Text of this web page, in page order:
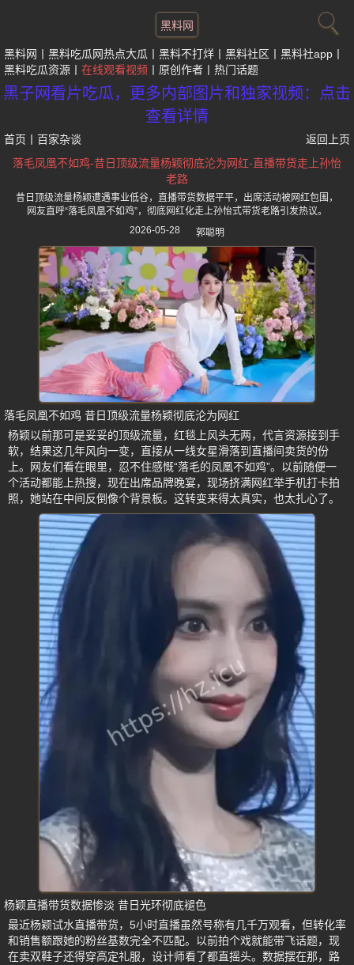
黑料网
黑料网 黑料吃瓜网热点大瓜 黑料不打烊 黑料社区
黑料社app
黑料吃瓜资源
在线观看视频 原创作者 热门话题
黑子网看片吃瓜，更多内部图片和独家视频：点击
查看详情
首页 百家杂谈
返回上页
落毛凤凰不如鸡-昔日顶级流量杨颖彻底沦为网红-直播带货走上孙怡
老路
昔日顶级流量杨颖遭遇事业低谷，直播带货数据平平，出席活动被网红包围，
网友直呼“落毛凤凰不如鸡”，彻底网红化走上孙怡式带货老路引发热议。
2026-05-28
郭聪明
落毛凤凰不如鸡 昔日顶级流量杨颖彻底沦为网红
杨颖以前那可是妥妥的顶级流量，红毯上风头无两，代言资源接到手
软，结果这几年风向一变，直接从一线女星滑落到直播间卖货的份
上。网友们看在眼里，忍不住感慨“落毛的凤凰不如鸡”。以前随便一
个活动都能上热搜，现在出席品牌晚宴，现场挤满网红举手机打卡拍
照，她站在中间反倒像个背景板。这转变来得太真实，也太扎心了。
杨颖直播带货数据惨淡 昔日光环彻底褪色
最近杨颖试水直播带货，5小时直播虽然号称有几千万观看，但转化率
和销售额跟她的粉丝基数完全不匹配。以前拍个戏就能带飞话题，现
在卖双鞋子还得穿高定礼服，设计师看了都直摇头。数据摆在那，路